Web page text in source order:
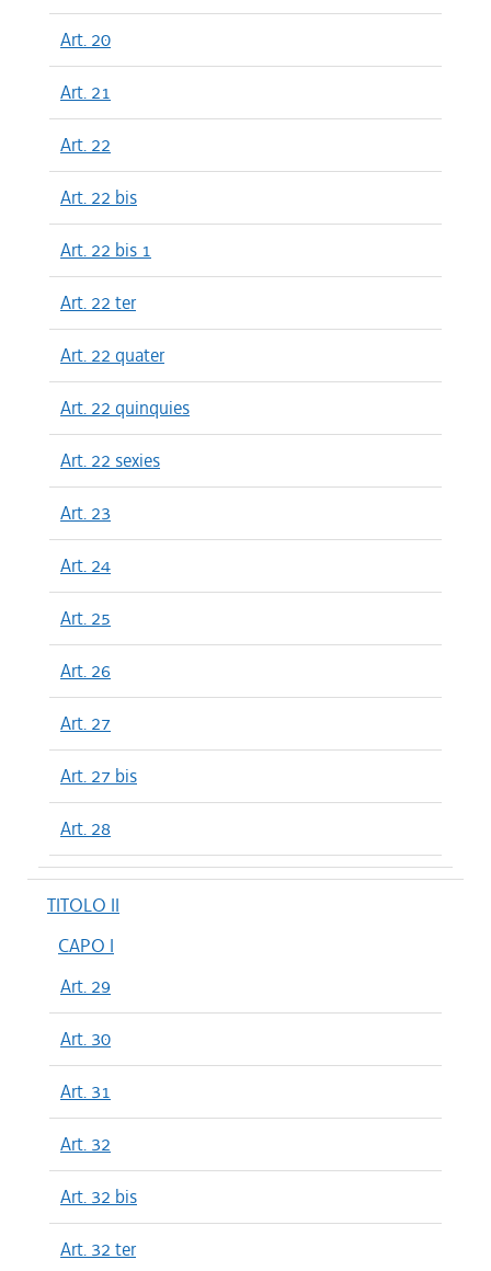
Art. 20
Art. 21
Art. 22
Art. 22 bis
Art. 22 bis 1
Art. 22 ter
Art. 22 quater
Art. 22 quinquies
Art. 22 sexies
Art. 23
Art. 24
Art. 25
Art. 26
Art. 27
Art. 27 bis
Art. 28
TITOLO II
CAPO I
Art. 29
Art. 30
Art. 31
Art. 32
Art. 32 bis
Art. 32 ter